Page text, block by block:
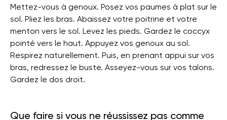
Mettez-vous à genoux. Posez vos paumes à plat sur le
sol. Pliez les bras. Abaissez votre poitrine et votre
menton vers le sol. Levez les pieds. Gardez le coccyx
pointé vers le haut. Appuyez vos genoux au sol.
Respirez naturellement. Puis, en prenant appui sur vos
bras, redressez le buste. Asseyez-vous sur vos talons.
Gardez le dos droit.
Que faire si vous ne réussissez pas comme